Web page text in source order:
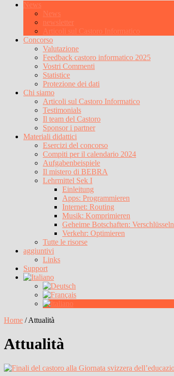
News
News
newsletter
Articoli sul Castoro Informatico
Concorso
Valutazione
Feedback castoro informatico 2025
Vostri Commenti
Statistice
Protezione dei dati
Chi siamo
Articoli sul Castoro Informatico
Testimonials
Il team del Castoro
Sponsor i partner
Materiali didattici
Esercizi del concorso
Compiti per il calendario 2024
Aufgabenbeispiele
Il mistero di BEBRA
Lehrmittel Sek I
Einleitung
Apps: Programmieren
Internet: Routing
Musik: Komprimieren
Geheime Botschaften: Verschlüsseln
Verkehr: Optimieren
Tutte le risorse
aggiuntivi
Links
Support
Home /Attualità
Attualità